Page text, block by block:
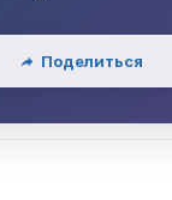
Поделиться